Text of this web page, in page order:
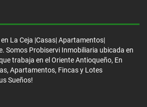
La Ceja |Casas| Apartamentos|
Somos Probiservi Inmobiliaria ubicada en
trabaja en el Oriente Antioqueño, En
Apartamentos, Fincas y Lotes
Sueños!